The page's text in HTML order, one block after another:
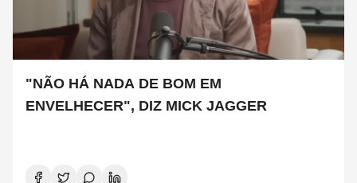
"NÃO HÁ NADA DE BOM EM
ENVELHECER", DIZ MICK JAGGER